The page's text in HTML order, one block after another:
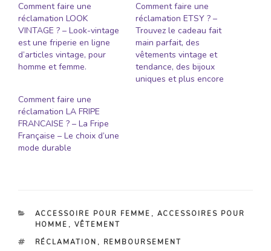
Comment faire une
réclamation LOOK
VINTAGE ? – Look-vintage
est une friperie en ligne
d’articles vintage, pour
homme et femme.
Comment faire une
réclamation ETSY ? –
Trouvez le cadeau fait
main parfait, des
vêtements vintage et
tendance, des bijoux
uniques et plus encore
Comment faire une
réclamation LA FRIPE
FRANCAISE ? – La Fripe
Française – Le choix d’une
mode durable
CATÉGORIES
ACCESSOIRE POUR FEMME , ACCESSOIRES POUR
HOMME , VÊTEMENT
ÉTIQUETTES
RÉCLAMATION , REMBOURSEMENT